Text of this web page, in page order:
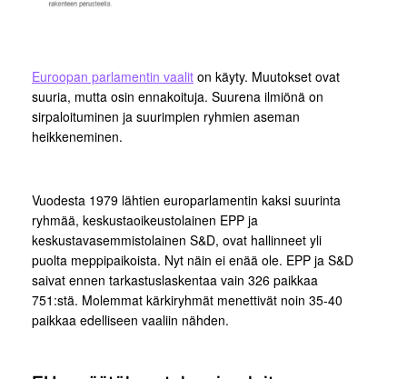
Euroopan parlamentin vaalit on käyty. Muutokset ovat
suuria, mutta osin ennakoituja. Suurena ilmiönä on
sirpaloituminen ja suurimpien ryhmien aseman
heikkeneminen.
Vuodesta 1979 lähtien europarlamentin kaksi suurinta
ryhmää, keskustaoikeustolainen EPP ja
keskustavasemmistolainen S&D, ovat hallinneet yli
puolta meppipaikoista. Nyt näin ei enää ole. EPP ja S&D
saivat ennen tarkastuslaskentaa vain 326 paikkaa
751:stä. Molemmat kärkiryhmät menettivät noin 35-40
paikkaa edelliseen vaaliin nähden.